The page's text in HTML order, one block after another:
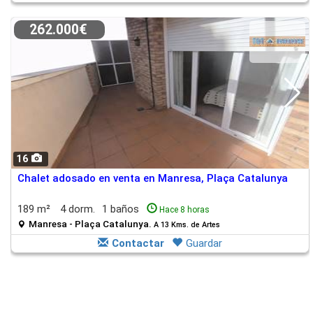
16
262.000€
Chalet adosado en venta en Manresa, Plaça Catalunya
189 m² 4 dorm. 1 baños Hace 8 horas
Manresa - Plaça Catalunya. A 13 Kms. de Artes
Contactar Guardar